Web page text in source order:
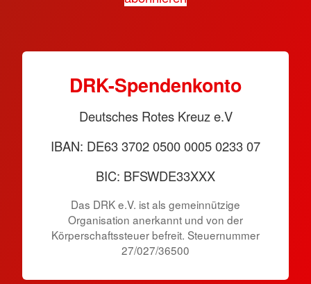
DRK-Spendenkonto
Deutsches Rotes Kreuz e.V
IBAN: DE63 3702 0500 0005 0233 07
BIC: BFSWDE33XXX
Das DRK e.V. ist als gemeinnützige
Organisation anerkannt und von der
Körperschaftssteuer befreit. Steuernummer
27/027/36500